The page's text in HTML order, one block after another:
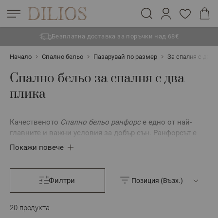
Безплатна доставка за поръчки над 68€
Начало Спално бельо Пазарувай по размер За спалня с два
Спално бельо за спалня с два
плика
Качественото Спално бельо ранфорс е едно от най-
главните и важни условия за добър сън. Ранфорсът е
материал, изработен изцяло от памучни влакна с
влакна, с гъстота 57 нишки на см .
ПамучнотоСпално бельо Ранфорс
има няколко
Мекота, която прави
Покажи повече
Филтри
20 продукта